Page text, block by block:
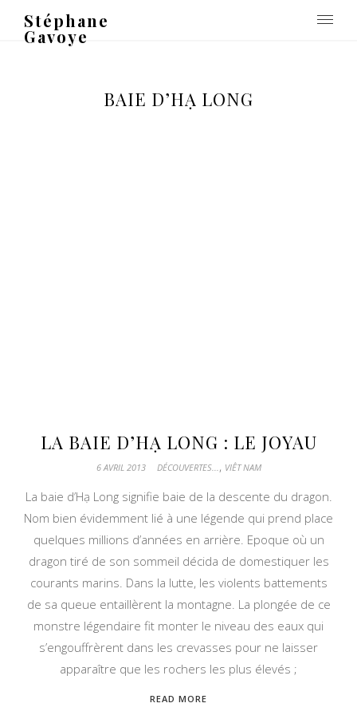
Stéphane
Gavoye
BAIE D’HẠ LONG
LA BAIE D’HẠ LONG : LE JOYAU
6 AVRIL 2013 DÉCOUVERTES..., VIÊT NAM
La baie d’Hạ Long signifie baie de la descente du dragon.
Nom bien évidemment lié à une légende qui prend place
quelques millions d’années en arrière. Epoque où un
dragon tiré de son sommeil décida de domestiquer les
courants marins. Dans la lutte, les violents battements
de sa queue entaillèrent la montagne. La plongée de ce
monstre légendaire fit monter le niveau des eaux qui
s’engouffrèrent dans les crevasses pour ne laisser
apparaître que les rochers les plus élevés ;
READ MORE